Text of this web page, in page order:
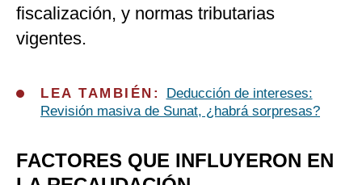
fiscalización, y normas tributarias
vigentes.
LEA TAMBIÉN:
Deducción de intereses:
Revisión masiva de Sunat, ¿habrá sorpresas?
FACTORES QUE INFLUYERON EN